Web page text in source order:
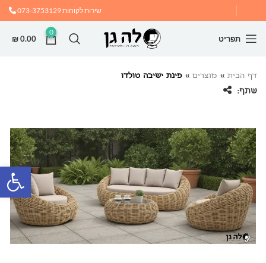
שירות לקוחות073-3753129
תפריט
0
₪0.00
דף הבית » מוצרים » פינת ישיבה טולדו
שתף: